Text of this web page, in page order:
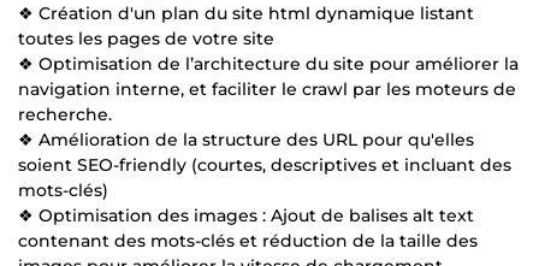
❖ Création d'un plan du site html dynamique listant
toutes les pages de votre site
❖ Optimisation de l’architecture du site pour améliorer la
navigation interne, et faciliter le crawl par les moteurs de
recherche.
❖ Amélioration de la structure des URL pour qu'elles
soient SEO-friendly (courtes, descriptives et incluant des
mots-clés)
❖ Optimisation des images : Ajout de balises alt text
contenant des mots-clés et réduction de la taille des